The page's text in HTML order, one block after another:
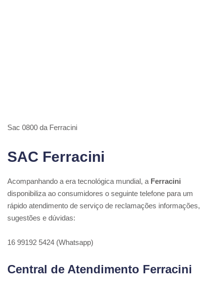
Sac 0800 da Ferracini
SAC Ferracini
Acompanhando a era tecnológica mundial, a Ferracini
disponibiliza ao consumidores o seguinte telefone para um
rápido atendimento de serviço de reclamações informações,
sugestões e dúvidas:
16 99192 5424 (Whatsapp)
Central de Atendimento Ferracini